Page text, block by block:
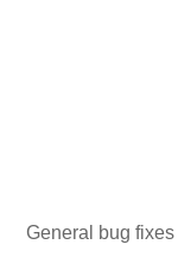
تعلم اللغة في
موضوعات مثل
النحوية.
إيقاف تشغيلها
بتنزيل جميع
- General bug